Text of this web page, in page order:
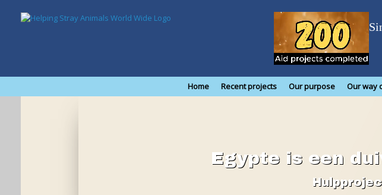
Home Recent projects Our purpose Our way
Egypte is een